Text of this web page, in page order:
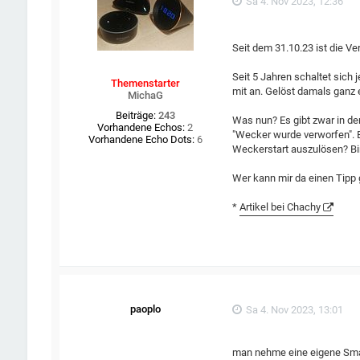
Themenstarter
MichaG
Beiträge: 243
Vorhandene Echos: 2
Vorhandene Echo Dots:6
Seit dem 31.10.23 ist die
Seit 5 Jahren schaltet sich
mit an. Gelöst damals ganz
Was nun? Es gibt zwar in
"Wecker wurde verworfen".
Weckerstart auszulösen?
Wer kann mir da einen
*Artikel bei Chachy
paoplo Sa 4. Nov 2023, 13:01
man nehme eine eigene